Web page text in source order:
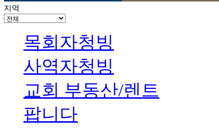
지역
목회자청빙
사역자청빙
교회 부동산/렌트
팝니다